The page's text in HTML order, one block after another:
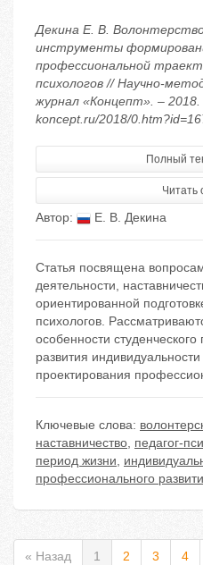
Декина Е. В.
инструменты
профессиональной
психологов // Научно-
журнал «Концепт». – 2018.
koncept.ru/2018/
Полный
Читать
Автор: Е. В. Декина
Статья посвящена
деятельности,
ориентированной
психологов.
особенности
развития
проектирования
Ключевые слова:
наставничество, педагог-
период жизни,
профессионального
« Назад 1 2 3 4